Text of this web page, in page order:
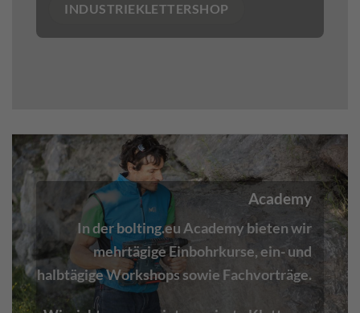
INDUSTRIEKLETTERSHOP
Academy
In der bolting.eu Academy bieten wir
mehrtägige Einbohrkurse, ein- und
halbtägige Workshops sowie Fachvorträge.